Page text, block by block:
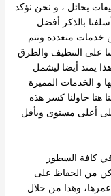
بحائل ، و نحن نؤكد
بالذكر أفضل
خدمات متعددة وتتم
على التنظيف والطرق
يمتد أيضا ليشمل
و الخدمات المميزة
هنا حاولنا كسر هذه
أعلى مستوى وبأقل
كافة السطور
من الحفاظ على
وهذا من خلال